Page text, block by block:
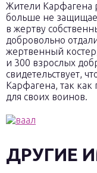
Жители Карфагена
больше не
в жертву
добровольно
жертвенный
и 300 взрослых
свидетельствует,
Карфагена, так как
для своих воинов.
ДРУГИЕ